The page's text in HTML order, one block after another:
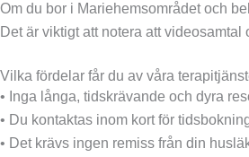
Om du bor i Mariehemsområdet och
Det är viktigt att notera att
Vilka fördelar får du av våra
• Inga långa, tidskrävande och dyra
• Du kontaktas inom kort för
• Det krävs ingen remiss från din